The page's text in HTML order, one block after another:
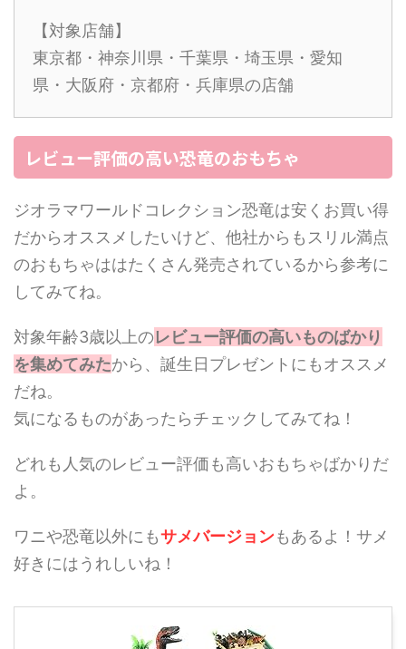
【対象店舗】
東京都・神奈川県・千葉県・埼玉県・愛知
県・大阪府・京都府・兵庫県の店舗
レビュー評価の高い恐竜のおもちゃ
ジオラマワールドコレクション恐竜は安くお買い得
だからオススメしたいけど、他社からもスリル満点
のおもちゃははたくさん発売されているから参考に
してみてね。
対象年齢3歳以上のレビュー評価の高いものばかり
を集めてみたから、誕生日プレゼントにもオススメ
だね。
気になるものがあったらチェックしてみてね！
どれも人気のレビュー評価も高いおもちゃばかりだ
よ。
ワニや恐竜以外にもサメバージョンもあるよ！サメ
好きにはうれしいね！